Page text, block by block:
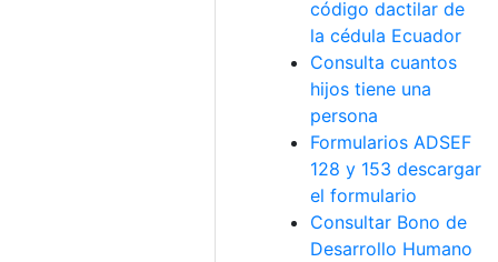
código dactilar de
la cédula Ecuador
Consulta cuantos
hijos tiene una
persona
Formularios ADSEF
128 y 153 descargar
el formulario
Consultar Bono de
Desarrollo Humano